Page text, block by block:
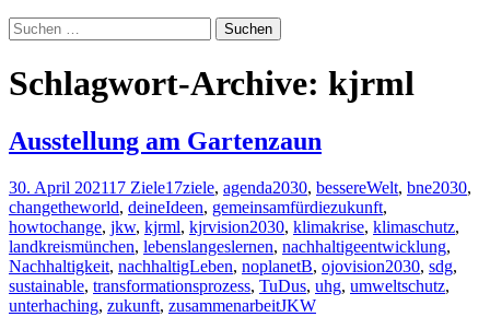
Suchen
nach:
Schlagwort-Archive: kjrml
Ausstellung am Gartenzaun
30. April 202117 Ziele17ziele, agenda2030, bessereWelt, bne2030,
changetheworld, deineIdeen, gemeinsamfürdiezukunft,
howtochange, jkw, kjrml, kjrvision2030, klimakrise, klimaschutz,
landkreismünchen, lebenslangeslernen, nachhaltigeentwicklung,
Nachhaltigkeit, nachhaltigLeben, noplanetB, ojovision2030, sdg,
sustainable, transformationsprozess, TuDus, uhg, umweltschutz,
unterhaching, zukunft, zusammenarbeitJKW